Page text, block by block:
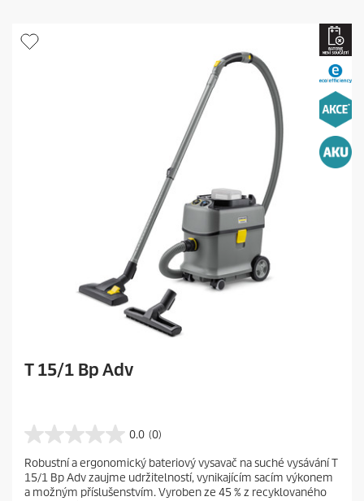
p
r
.
T 15/1 Bp Adv
0.0 (0)
0
.
0
z
Robustní a ergonomický bateriový vysavač na suché vysávání T
15/1 Bp Adv zaujme udržitelností, vynikajícím sacím výkonem
a možným příslušenstvím. Vyroben ze 45 % z recyklovaného